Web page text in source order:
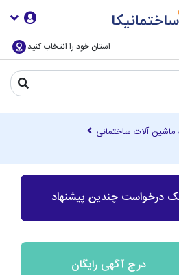
استان خود را انتخاب کنید
ماشین آلات ساختمانی
درخواست چندین پیشنهاد
درج آگهی رایگان